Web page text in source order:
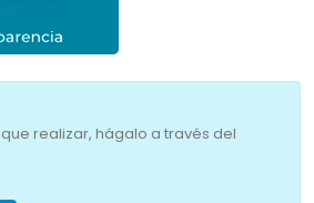
realizar, hágalo a través del